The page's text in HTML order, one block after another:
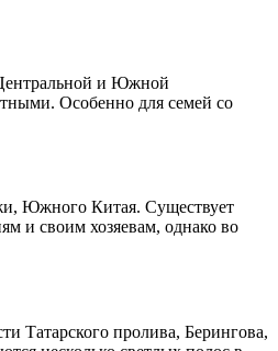
и Южной
Особенно для семей со
Южного Китая. Существует
и своим хозяевам, однако во
Татарского пролива, Берингова,